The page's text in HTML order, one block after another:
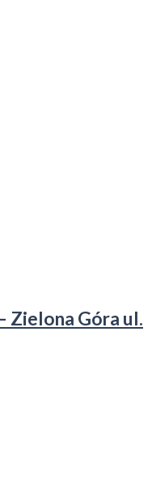
Zielona Góra ul.